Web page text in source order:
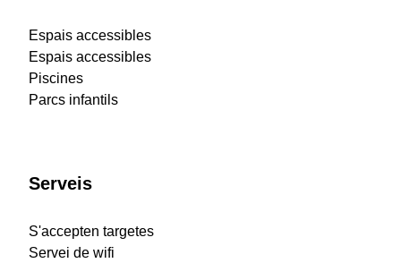
Espais accessibles
Espais accessibles
Piscines
Parcs infantils
Serveis
S'accepten targetes
Servei de wifi